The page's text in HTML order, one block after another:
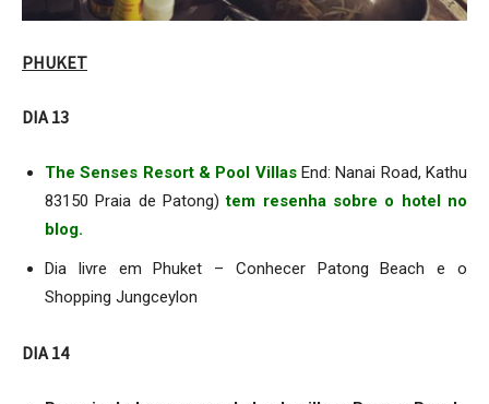
PHUKET
DIA 13
The Senses Resort & Pool VillasEnd: Nanai Road, Kathu
83150 Praia de Patong)tem resenha sobre o hotel no
blog.
Dia livre em Phuket – Conhecer Patong Beach e o
Shopping Jungceylon
DIA 14